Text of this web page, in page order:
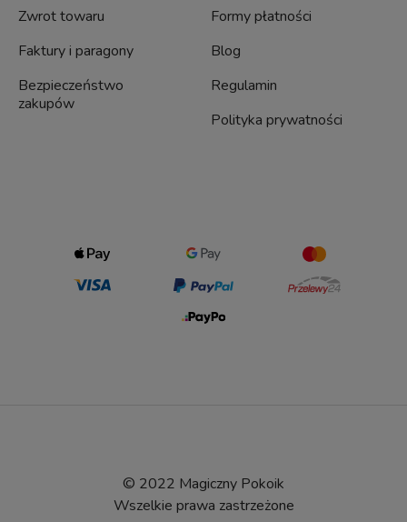
Zwrot towaru
Faktury i paragony
Bezpieczeństwo
zakupów
Formy płatności
Blog
Regulamin
Polityka prywatności
© 2022 Magiczny Pokoik
Wszelkie prawa zastrzeżone